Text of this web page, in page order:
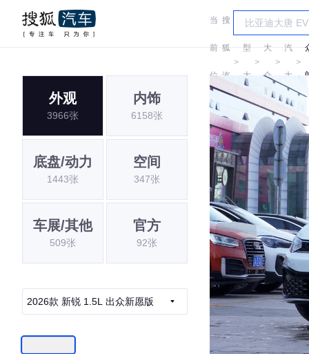
当
前
位
置:
搜
狐
汽
＞
车
型
大
全
＞
大
众
＞
上
汽
大
众
＞
外观
3966张
内饰
6158张
底盘/动力
1443张
空间
347张
车展/其他
509张
官方
92张
2026款 新锐 1.5L 出众新愿版